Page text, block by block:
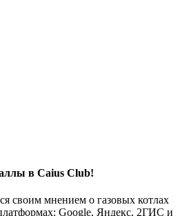
в Caius Club!
своим мнением о газовых котлах
Google, Яндекс, 2ГИС и